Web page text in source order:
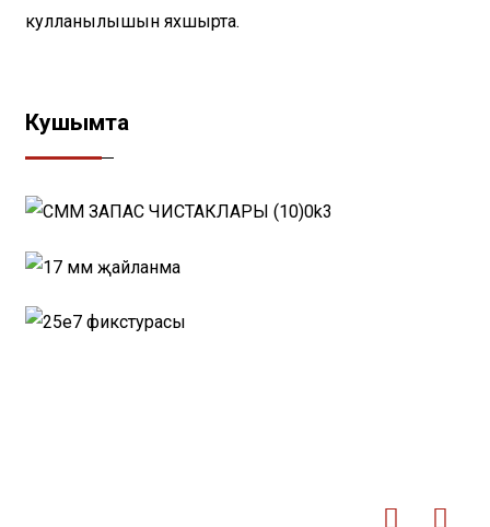
кулланылышын яхшырта.
Кушымта